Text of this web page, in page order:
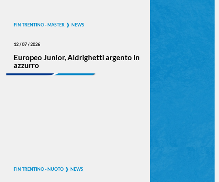
FIN TRENTINO - MASTER NEWS
12 / 07 / 2026
Europeo Junior, Aldrighetti argento in
azzurro
FIN TRENTINO - NUOTO NEWS